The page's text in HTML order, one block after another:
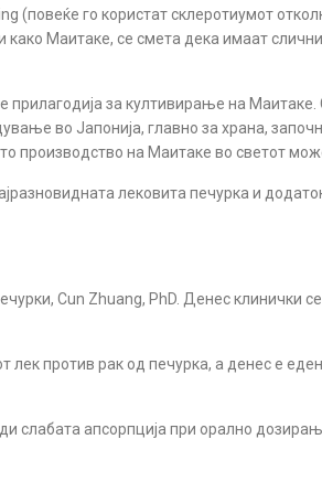
(повеќе го користат склеротиумот
Маитаке, се смета дека имаат слични
за култивирање на Маитаке.
во Јапонија, главно за храна,
производство на Маитаке во светот
лековита печурка и додаток
Cun Zhuang, PhD. Денес клинички
лек против рак од печурка, а денес е
слабата апсорпција при орално